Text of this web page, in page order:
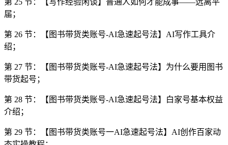
第 25 节：【写作经验闲谈】普通人如何才能成事——远离平
届；
第 26 节：【图书带货类账号-AI急速起号法】AI写作工具介
绍；
第 27 节：【图书带货类账号-AI急速起号法】为什么要用图书
带货起号；
第 28 节：【图书带货类账号-AI急速起号法】白家号基本权益
介绍；
第 29 节：【图书带货类账号一AI急速起号法】AI创作百家动